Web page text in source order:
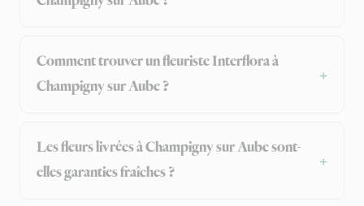
Comment trouver un fleuriste Interflora à
Champigny sur Aube ?
Les fleurs livrées à Champigny sur Aube sont-
elles garanties fraîches ?